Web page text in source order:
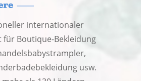
internationaler
Boutique-Bekleidung
usw.